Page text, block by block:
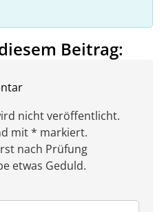
Beitrag:
nicht veröffentlicht.
mit * markiert.
nach Prüfung
etwas Geduld.